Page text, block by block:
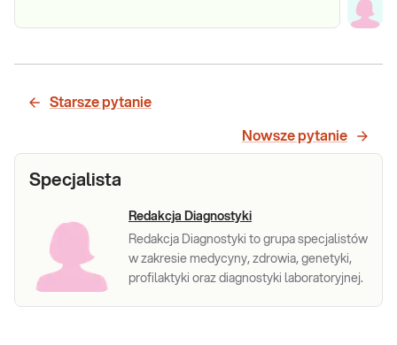
Starsze pytanie
Nowsze pytanie
Specjalista
Redakcja Diagnostyki
Redakcja Diagnostyki to grupa specjalistów
w zakresie medycyny, zdrowia, genetyki,
profilaktyki oraz diagnostyki laboratoryjnej.